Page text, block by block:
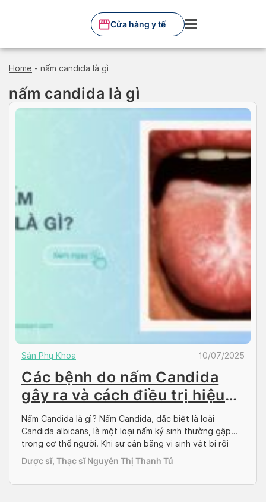
Cửa hàng y tế
Home - nấm candida là gì
nấm candida là gì
Sản Phụ Khoa 10/07/2025
Các bệnh do nấm Candida
gây ra và cách điều trị hiệu
quả
Nấm Candida là gì? Nấm Candida, đặc biệt là loài
Candida albicans, là một loại nấm ký sinh thường gặp
trong cơ thể người. Khi sự cân bằng vi sinh vật bị rối
loạn, loài nấm này có thể phát triển quá mức gây ra
nhiều vấn đề sức khỏe. Bài viết này sẽ giúp […]
Dược sĩ, Thạc sĩ Nguyễn Thị Thanh Tú